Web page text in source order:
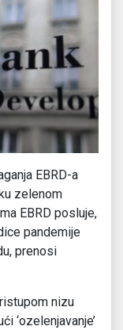
EBRD-a
zelenom
EBRD posluje,
pandemije
prenosi
nizu
‘ozelenjavanje’